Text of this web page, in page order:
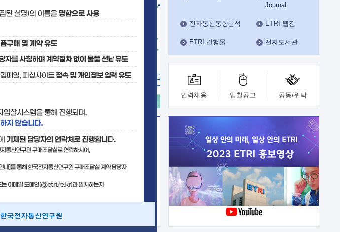
기획본부
사업화본부
행정본부
대외협력부
Journal
전자통신동향분석 ETRI 웹진
ETRI 간행물 전자도서관
인력채용 입찰공고 공동/위탁
기술사업화플랫폼/기술이전
기술예고 중소기업 지원
보유특허 이전가능 기술
융합기술연구생산센터 반도체실험실